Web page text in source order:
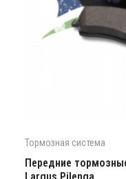
Тормозная система
Передние